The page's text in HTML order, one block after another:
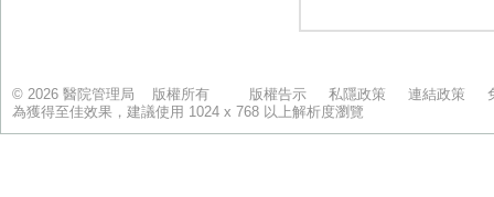
© 2026 醫院管理局 版權所有 版權告示 私隱政策 連結政策
為獲得至佳效果，建議使用 1024 x 768 以上解析度瀏覽